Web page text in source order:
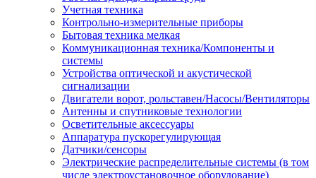
Учетная техника
Контрольно-измерительные приборы
Бытовая техника мелкая
Коммуникационная техника/Компоненты и
системы
Устройства оптической и акустической
сигнализации
Двигатели ворот, рольставен/Насосы/Вентиляторы
Антенны и спутниковые технологии
Осветительные аксессуары
Аппаратура пускорегулирующая
Датчики/сенсоры
Электрические распределительные системы (в том
числе электроустановочное оборудование)